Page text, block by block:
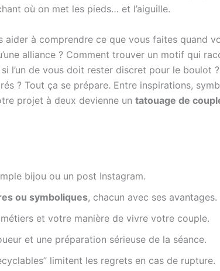
où on met les pieds… et l’aiguille.
aider à comprendre ce que vous faites quand
alliance ? Comment trouver un motif qui
l’un de vous doit rester discret pour le boulot
? Tout ça se prépare. Entre inspirations,
projet à deux devienne un tatouage de
bijou ou un post Instagram.
ou symboliques, chacun avec ses avantages.
et votre manière de vivre votre couple.
et une préparation sérieuse de la séance.
limitent les regrets en cas de rupture.